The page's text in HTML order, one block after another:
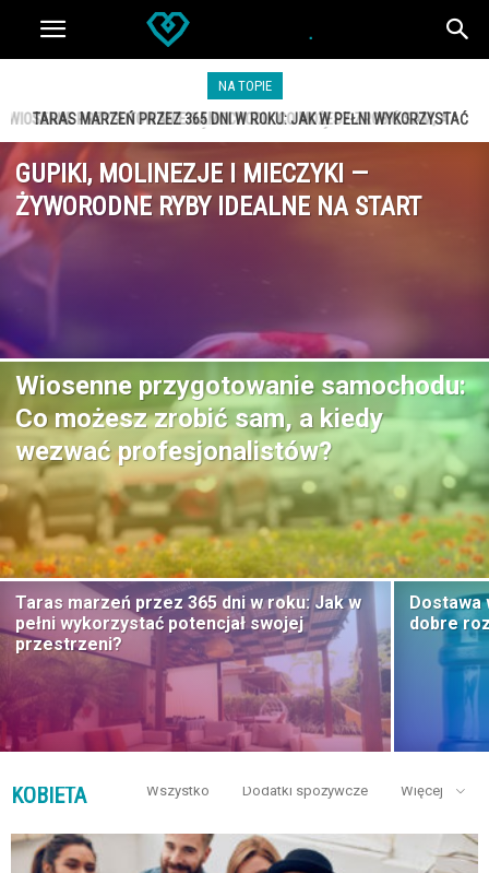
NA TOPIE
TARAS MARZEŃ PRZEZ 365 DNI W ROKU: JAK W PEŁNI WYKORZYSTAĆ
GUPIKI, MOLINEZJE I MIECZYKI —
ŻYWORODNE RYBY IDEALNE NA START
Wiosenne przygotowanie samochodu:
Co możesz zrobić sam, a kiedy
wezwać profesjonalistów?
Taras marzeń przez 365 dni w roku: Jak w
pełni wykorzystać potencjał swojej
przestrzeni?
Dostawa
dobre
KOBIETA Wszystko Dodatki spożywcze Więcej